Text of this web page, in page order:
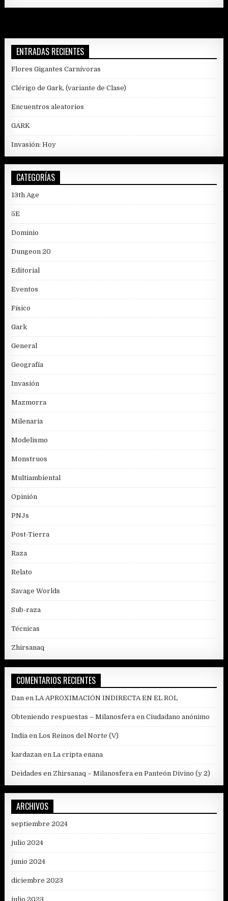
ENTRADAS RECIENTES
Flores Gigantes Carnívoras
Clérigo de Gark, (variante de Clase)
Encuentros aleatorios
GARK
Invasión: Hoy
CATEGORÍAS
13th Age
5E
Dominio
Dungeon 20
Editorial
Eventos
Físico
Gark
General
Geografía
Invasión
Mazmorra
Milenaria
Modelismo
Monstruos
Multiambiental
Opinión
PNJs
Post-Tierra
Raza
Relato
Savage Worlds
Sub-raza
Técnicas
Zhirsanaq
COMENTARIOS RECIENTES
Dan enLA APROXIMACIÓN INDIRECTA EN EL ROL
Obteniendo respuestas – Milanosfera enCiudadano anónimo
India enLos Reinos del Norte (V)
kardazan enLa cripta enana
Deidades en Zhirsanaq – Milanosfera enPanteón Divino (y 2)
ARCHIVOS
septiembre 2024
julio 2024
junio 2024
diciembre 2023
julio 2023